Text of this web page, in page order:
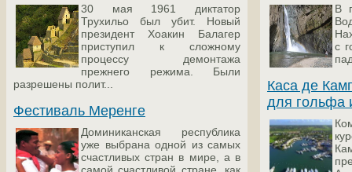
30 мая 1961 диктатор
Трухильо был убит. Новый
президент Хоакин Балагер
приступил к сложному
процессу демонтажа
прежнего режима. Были
разрешены полит...
Фестиваль Меренге
Доминиканская республика
уже выбрана одной из самых
счастливых стран в мире, а в
самой счастливой стране, как
В
с
Каса де
для гольфа